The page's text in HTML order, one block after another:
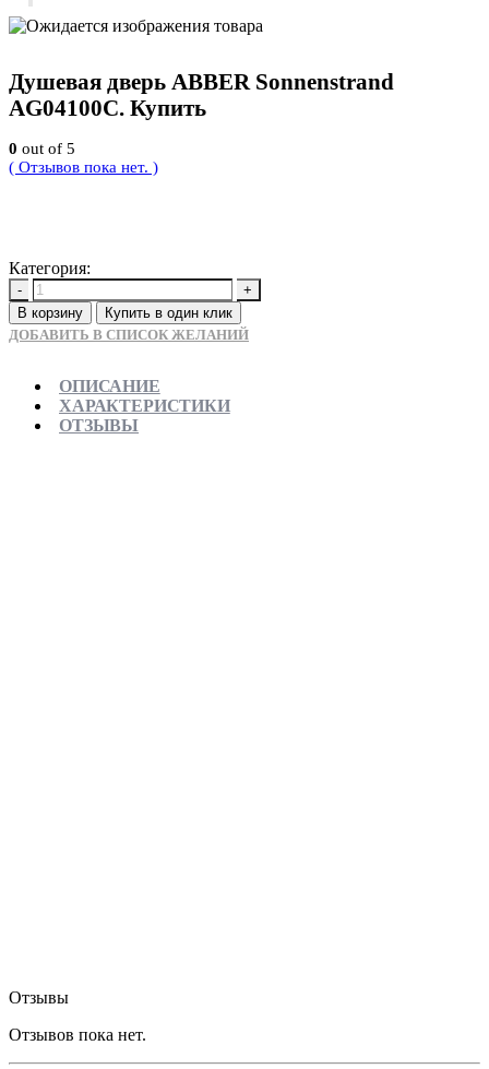
Душевая дверь ABBER Sonnenstrand
AG04100C. Купить
0 out of 5
( Отзывов пока нет. )
Категория:
-
+
В корзину
Купить в один клик
ДОБАВИТЬ В СПИСОК ЖЕЛАНИЙ
ОПИСАНИЕ
ХАРАКТЕРИСТИКИ
ОТЗЫВЫ
Отзывы
Отзывов пока нет.